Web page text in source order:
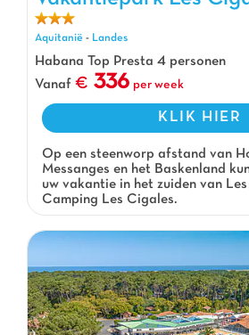
Aquitanië - Landes
Habana Top Presta 4 personen
Vanaf
336 per week
KLIK HIER
Op een steenworp afstand van
Messanges en het Baskenland
uw vakantie in het zuiden van
Camping Les Cigales.